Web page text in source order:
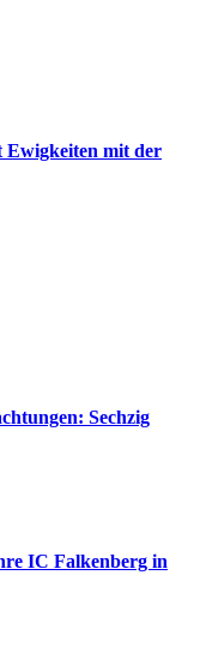
Ewigkeiten mit der
Sechzig
IC Falkenberg in